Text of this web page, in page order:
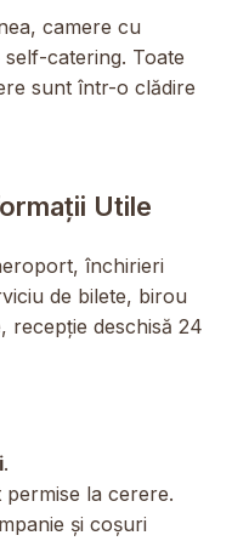
camere cu
catering. Toate
sunt într-o clădire
Utile
închirieri
de bilete, birou
recepție deschisă 24
.
la cerere.
și coșuri